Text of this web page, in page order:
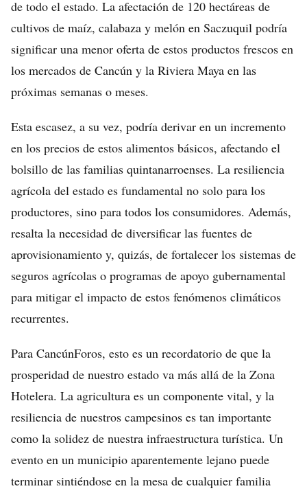
de todo el estado. La afectación de 120 hectáreas de
cultivos de maíz, calabaza y melón en Saczuquil podría
significar una menor oferta de estos productos frescos en
los mercados de Cancún y la Riviera Maya en las
próximas semanas o meses.
Esta escasez, a su vez, podría derivar en un incremento
en los precios de estos alimentos básicos, afectando el
bolsillo de las familias quintanarroenses. La resiliencia
agrícola del estado es fundamental no solo para los
productores, sino para todos los consumidores. Además,
resalta la necesidad de diversificar las fuentes de
aprovisionamiento y, quizás, de fortalecer los sistemas de
seguros agrícolas o programas de apoyo gubernamental
para mitigar el impacto de estos fenómenos climáticos
recurrentes.
Para CancúnForos, esto es un recordatorio de que la
prosperidad de nuestro estado va más allá de la Zona
Hotelera. La agricultura es un componente vital, y la
resiliencia de nuestros campesinos es tan importante
como la solidez de nuestra infraestructura turística. Un
evento en un municipio aparentemente lejano puede
terminar sintiéndose en la mesa de cualquier familia